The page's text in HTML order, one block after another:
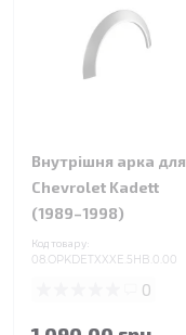
Внутрішня арка для
Chevrolet Kadett
(1989–1998)
Код товару:
08.OPKDETXXXE.5HB.0.00
0